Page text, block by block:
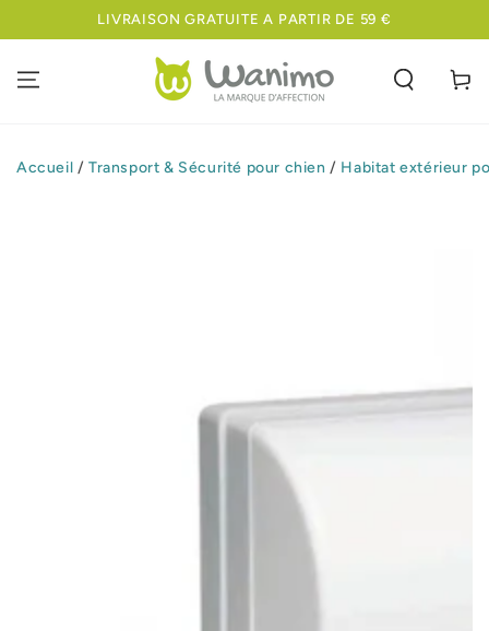
IGNORER LELIVRAISON GRATUITE A PARTIR DE 59 €
Panier
Accueil / Transport & Sécurité pour chien / Habitat extérieur